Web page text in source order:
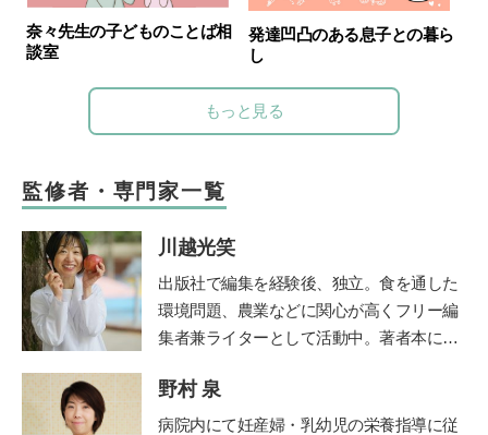
奈々先生の子どものことば相
談室
発達凹凸のある息子との暮ら
し
もっと見る
監修者・専門家一覧
川越光笑
出版社で編集を経験後、独立。食を通した
環境問題、農業などに関心が高くフリー編
集者兼ライターとして活動中。著者本に日
り」（グラフィック社）がある。NHKやラ
ジオ番組J-Waveロハスモーニングなど多
野村 泉
病院内にて妊産婦・乳幼児の栄養指導に従